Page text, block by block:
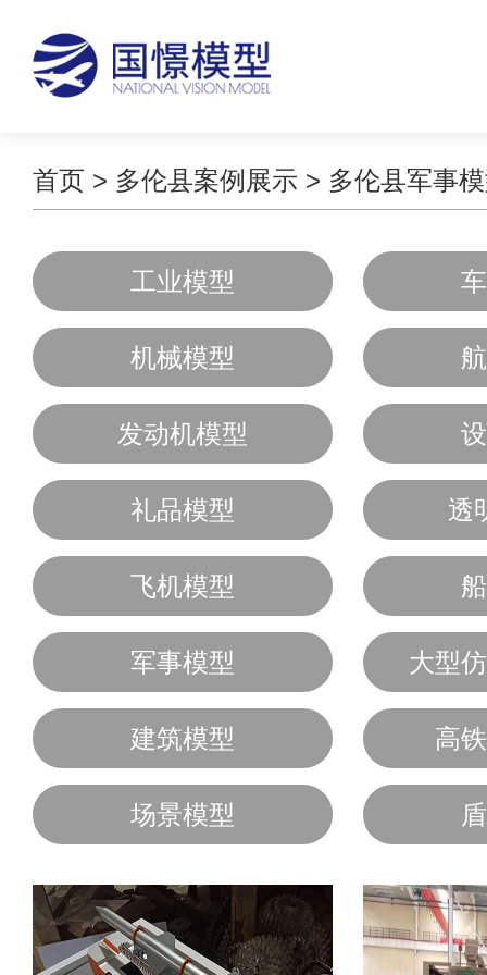
首页 > 多伦县案例展示 > 多伦县军事
工业模型
机械模型
发动机模型
礼品模型 透
飞机模型
军事模型 大型
建筑模型 高
场景模型